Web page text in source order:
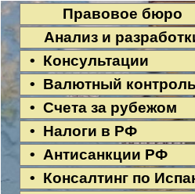
Правовое бюро
Анализ и
• Консультации
• Валютный контроль
• Счета за рубежом
• Налоги в РФ
• Антисанкции РФ
• Консалтинг по